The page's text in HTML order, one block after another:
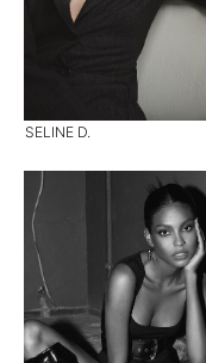
SELINE D.